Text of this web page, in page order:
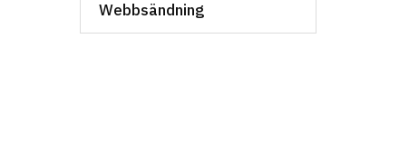
Webbsändning